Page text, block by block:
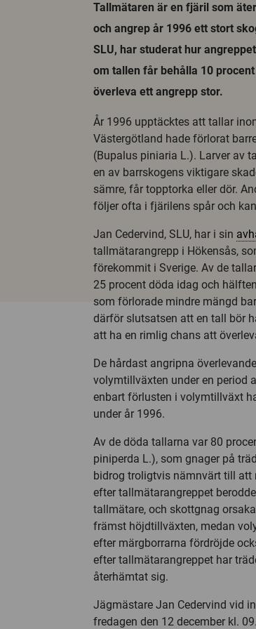
Tallmätaren är en fjäril som
och angrep år 1996 ett stort
SLU, har studerat hur
om tallen får behålla 10
överleva ett angrepp stor.
År 1996 upptäcktes att tallar
Västergötland hade förlorat
(Bupalus piniaria L.). Larver av
en av barrskogens viktigare
sämre, får topptorka eller dör.
följer ofta i fjärilens spår och
Jan Cedervind, SLU, har i sin
tallmätarangrepp i Hökensås,
förekommit i Sverige. Av de
25 procent döda idag och
som förlorade mindre mängd
därför slutsatsen att en tall bör
att ha en rimlig chans att
De hårdast angripna
volymtillväxten under en period
enbart förlusten i volymtillväxt
under år 1996.
Av de döda tallarna var 80
piniperda L.), som gnager på
bidrog troligtvis nämnvärt till att
efter tallmätarangreppet
tallmätare, och skottgnag
främst höjdtillväxten, medan
efter märgborrarna fördröjde
efter tallmätarangreppet har
återhämtat sig.
Jägmästare Jan Cedervind vid
fredagen den 12 december kl.